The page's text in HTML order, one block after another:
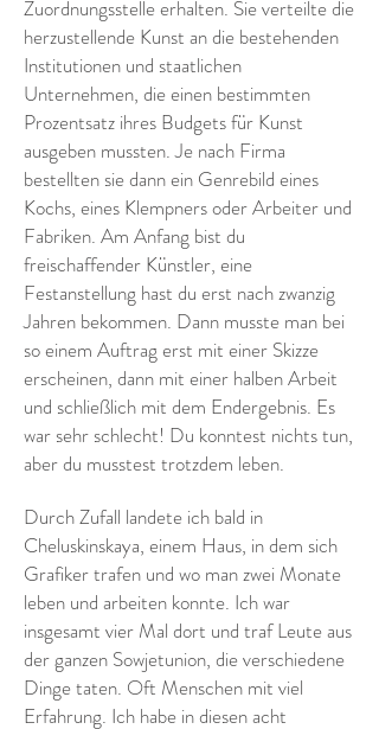
Zuordnungsstelle erhalten. Sie verteilte die
herzustellende Kunst an die bestehenden
Institutionen und staatlichen
Unternehmen, die einen bestimmten
Prozentsatz ihres Budgets für Kunst
ausgeben mussten. Je nach Firma
bestellten sie dann ein Genrebild eines
Kochs, eines Klempners oder Arbeiter und
Fabriken. Am Anfang bist du
freischaffender Künstler, eine
Festanstellung hast du erst nach zwanzig
Jahren bekommen. Dann musste man bei
so einem Auftrag erst mit einer Skizze
erscheinen, dann mit einer halben Arbeit
und schließlich mit dem Endergebnis. Es
war sehr schlecht! Du konntest nichts tun,
aber du musstest trotzdem leben.
Durch Zufall landete ich bald in
Cheluskinskaya, einem Haus, in dem sich
Grafiker trafen und wo man zwei Monate
leben und arbeiten konnte. Ich war
insgesamt vier Mal dort und traf Leute aus
der ganzen Sowjetunion, die verschiedene
Dinge taten. Oft Menschen mit viel
Erfahrung. Ich habe in diesen acht